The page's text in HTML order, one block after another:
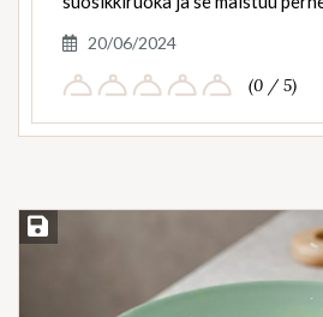
20/06/2024
(0 / 5)
Save Recipe